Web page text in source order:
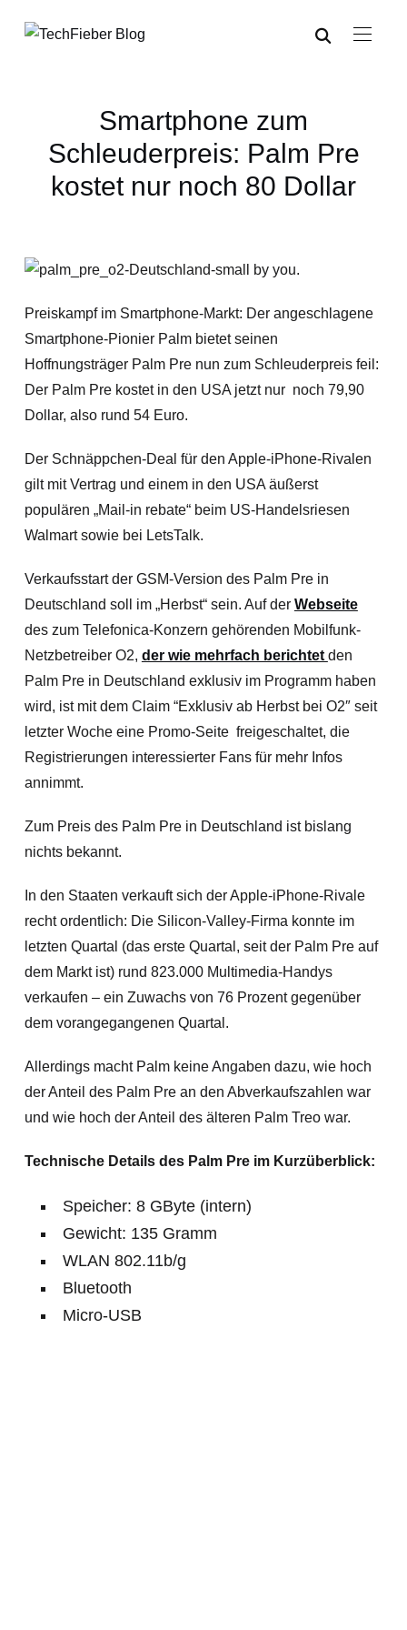
Smartphone zum
Schleuderpreis: Palm Pre
kostet nur noch 80 Dollar
Preiskampf im Smartphone-Markt: Der angeschlagene
Smartphone-Pionier Palm bietet seinen
Hoffnungsträger Palm Pre nun zum Schleuderpreis feil:
Der Palm Pre kostet in den USA jetzt nur noch 79,90
Dollar, also rund 54 Euro.
Der Schnäppchen-Deal für den Apple-iPhone-Rivalen
gilt mit Vertrag und einem in den USA äußerst
populären „Mail-in rebate“ beim US-Handelsriesen
Walmart sowie bei LetsTalk.
Verkaufsstart der GSM-Version des Palm Pre in
Deutschland soll im „Herbst“ sein. Auf der Webseite
des zum Telefonica-Konzern gehörenden Mobilfunk-
Netzbetreiber O2, der wie mehrfach berichtet den
Palm Pre in Deutschland exklusiv im Programm haben
wird, ist mit dem Claim “Exklusiv ab Herbst bei O2″ seit
letzter Woche eine Promo-Seite freigeschaltet, die
Registrierungen interessierter Fans für mehr Infos
annimmt.
Zum Preis des Palm Pre in Deutschland ist bislang
nichts bekannt.
In den Staaten verkauft sich der Apple-iPhone-Rivale
recht ordentlich: Die Silicon-Valley-Firma konnte im
letzten Quartal (das erste Quartal, seit der Palm Pre auf
dem Markt ist) rund 823.000 Multimedia-Handys
verkaufen – ein Zuwachs von 76 Prozent gegenüber
dem vorangegangenen Quartal.
Allerdings macht Palm keine Angaben dazu, wie hoch
der Anteil des Palm Pre an den Abverkaufszahlen war
und wie hoch der Anteil des älteren Palm Treo war.
Technische Details des Palm Pre im Kurzüberblick:
Speicher: 8 GByte (intern)
Gewicht: 135 Gramm
WLAN 802.11b/g
Bluetooth
Micro-USB